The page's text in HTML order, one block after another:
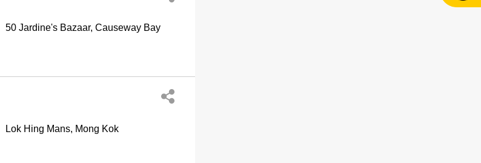
50 Jardine's Bazaar, Causeway Bay
Lok Hing Mans, Mong Kok